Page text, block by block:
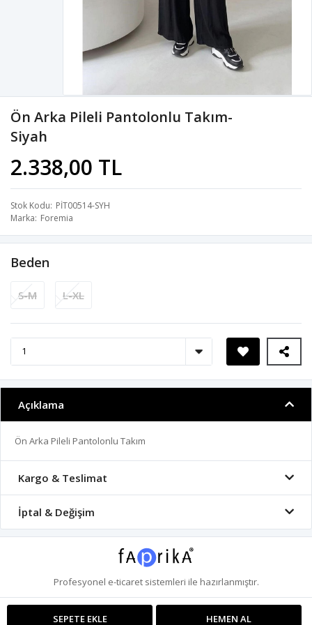
Ön Arka Pileli Pantolonlu Takım-
Siyah
2.338,00 TL
Stok Kodu PİT00514-SYH
Marka Foremia
Beden
S-M L-XL
SEPETE EKLE HEMEN AL
Açıklama
Ön Arka Pileli Pantolonlu Takım
Kargo & Teslimat
İptal & Değişim
Profesyonel e-ticaretsistemleri ile hazırlanmıştır.